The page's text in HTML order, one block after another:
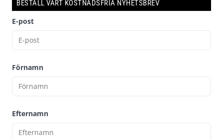
BESTÄLL VÅRT KOSTNADSFRIA NYHETSBREV
E-post
Förnamn
Efternamn